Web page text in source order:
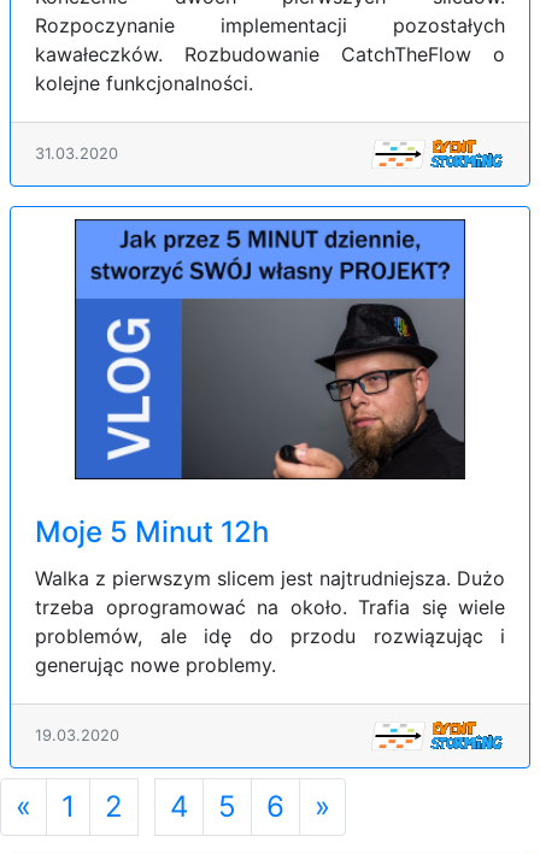
Rozpoczynanie implementacji pozostałych
kawałeczków. Rozbudowanie CatchTheFlow o
kolejne funkcjonalności.
31.03.2020
Moje 5 Minut 12h
Walka z pierwszym slicem jest najtrudniejsza. Dużo
trzeba oprogramować na około. Trafia się wiele
problemów, ale idę do przodu rozwiązując i
generując nowe problemy.
19.03.2020
« Previous
1 2 4 5 6 »